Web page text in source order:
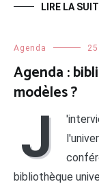
LIRE LA
Agenda
Agenda :
modèles ?
J
bibliothèque